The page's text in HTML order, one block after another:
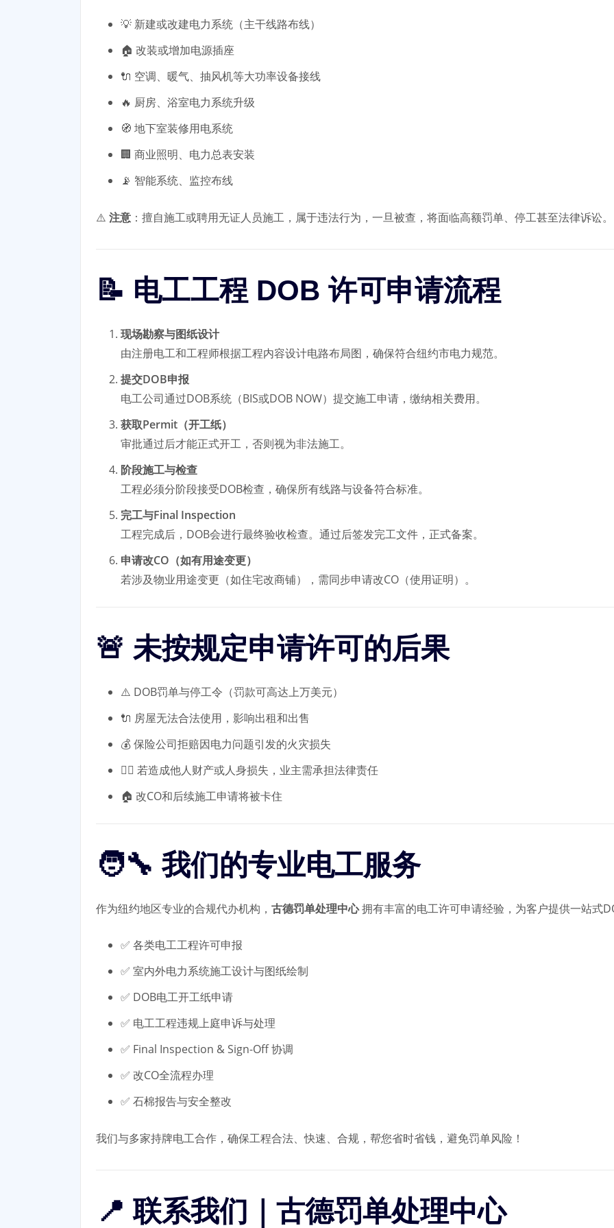
💡 新建或改建电力系统（主干线路布线）
🏠 改装或增加电源插座
🔌 空调、暖气、抽风机等大功率设备接线
🔥 厨房、浴室电力系统升级
🧭 地下室装修用电系统
🏢 商业照明、电力总表安装
📡 智能系统、监控布线
⚠️ 注意 ：擅自施工或聘用无证人员施工，属于违法行为，一旦被查，将面临高额罚单、停工甚至法律诉讼。
📝 电工工程 DOB 许可申请流程
现场勘察与图纸设计
由注册电工和工程师根据工程内容设计电路布局图，确保符合纽约市电力规范。
提交DOB申报
电工公司通过DOB系统（BIS或DOB NOW）提交施工申请，缴纳相关费用。
获取Permit（开工纸）
审批通过后才能正式开工，否则视为非法施工。
阶段施工与检查
工程必须分阶段接受DOB检查，确保所有线路与设备符合标准。
完工与Final Inspection
工程完成后，DOB会进行最终验收检查。通过后签发完工文件，正式备案。
申请改CO（如有用途变更）
若涉及物业用途变更（如住宅改商铺），需同步申请改CO（使用证明）。
🚨 未按规定申请许可的后果
⚠️ DOB罚单与停工令（罚款可高达上万美元）
🔌 房屋无法合法使用，影响出租和出售
💰 保险公司拒赔因电力问题引发的火灾损失
🧑‍⚖️ 若造成他人财产或人身损失，业主需承担法律责任
🏠 改CO和后续施工申请将被卡住
🧑‍🔧 我们的专业电工服务
作为纽约地区专业的合规代办机构， 古德罚单处理中心拥有丰富的电工许可申请经验，为客户提供一站式
✅ 各类电工工程许可申报
✅ 室内外电力系统施工设计与图纸绘制
✅ DOB电工开工纸申请
✅ 电工工程违规上庭申诉与处理
✅ Final Inspection & Sign-Off 协调
✅ 改CO全流程办理
✅ 石棉报告与安全整改
我们与多家持牌电工合作，确保工程合法、快速、合规，帮您省时省钱，避免罚单风险！
📍 联系我们｜古德罚单处理中心